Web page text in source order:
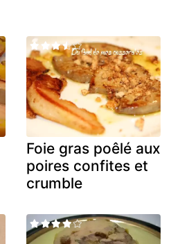
Foie gras poêlé aux
poires confites et
crumble